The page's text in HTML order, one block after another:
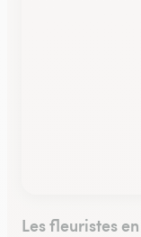
Les fleuristes